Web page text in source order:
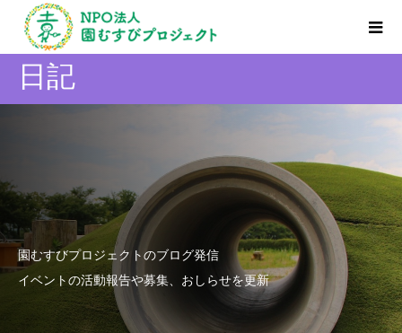
日記
園むすびプロジェクトのブログ発信
イベントの活動報告や募集、おしらせを更新